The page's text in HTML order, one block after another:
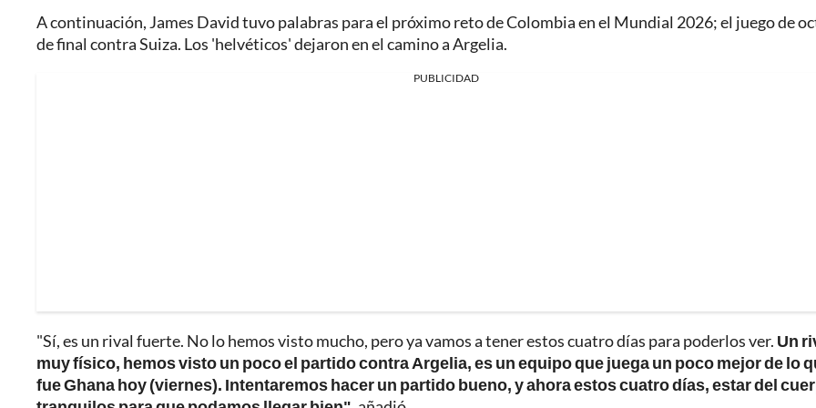
A continuación, James David tuvo palabras para el próximo reto de Colombia en el Mundial 2026; el juego de
de final contra Suiza. Los 'helvéticos' dejaron en el camino a Argelia.
PUBLICIDAD
"Sí, es un rival fuerte. No lo hemos visto mucho, pero ya vamos a tener estos cuatro días para poderlos ver. Un
muy físico, hemos visto un poco el partido contra Argelia, es un equipo que juega un poco mejor de lo
fue Ghana hoy (viernes). Intentaremos hacer un partido bueno, y ahora estos cuatro días, estar del